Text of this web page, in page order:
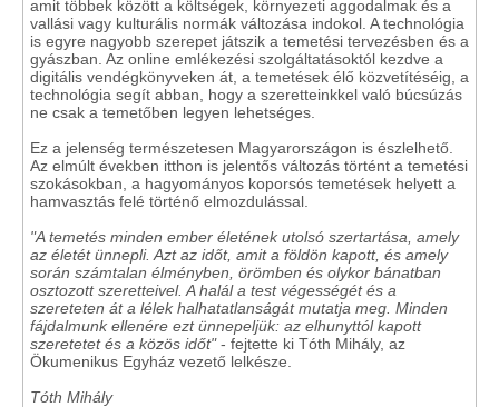
amit többek között a költségek, környezeti aggodalmak és a
vallási vagy kulturális normák változása indokol. A technológia
is egyre nagyobb szerepet játszik a temetési tervezésben és a
gyászban. Az online emlékezési szolgáltatásoktól kezdve a
digitális vendégkönyveken át, a temetések élő közvetítéséig, a
technológia segít abban, hogy a szeretteinkkel való búcsúzás
ne csak a temetőben legyen lehetséges.
Ez a jelenség természetesen Magyarországon is észlelhető.
Az elmúlt években itthon is jelentős változás történt a temetési
szokásokban, a hagyományos koporsós temetések helyett a
hamvasztás felé történő elmozdulással.
"A temetés minden ember életének utolsó szertartása, amely
az életét ünnepli. Azt az időt, amit a földön kapott, és amely
során számtalan élményben, örömben és olykor bánatban
osztozott szeretteivel. A halál a test végességét és a
szereteten át a lélek halhatatlanságát mutatja meg. Minden
fájdalmunk ellenére ezt ünnepeljük: az elhunyttól kapott
szeretetet és a közös időt"- fejtette ki Tóth Mihály, az
Ökumenikus Egyház vezető lelkésze.
Tóth Mihály